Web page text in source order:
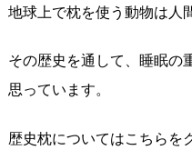
地球上で枕を使う動物は人
その歴史を通して、睡眠の
思っています。
歴史枕についてはこちらを